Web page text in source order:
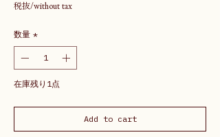
税抜/without tax
数量 *
在庫残り1点
Add to cart